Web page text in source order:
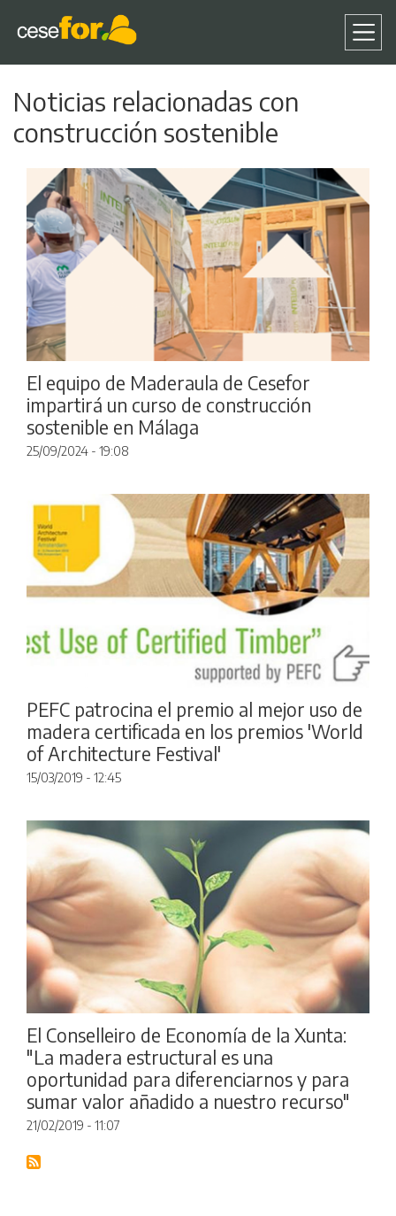
al
contenido
principal
Noticias relacionadas con
construcción sostenible
El equipo de Maderaula de Cesefor
impartirá un curso de construcción
sostenible en Málaga
25/09/2024 - 19:08
PEFC patrocina el premio al mejor uso de
madera certificada en los premios 'World
of Architecture Festival'
15/03/2019 - 12:45
El Conselleiro de Economía de la Xunta:
"La madera estructural es una
oportunidad para diferenciarnos y para
sumar valor añadido a nuestro recurso"
21/02/2019 - 11:07